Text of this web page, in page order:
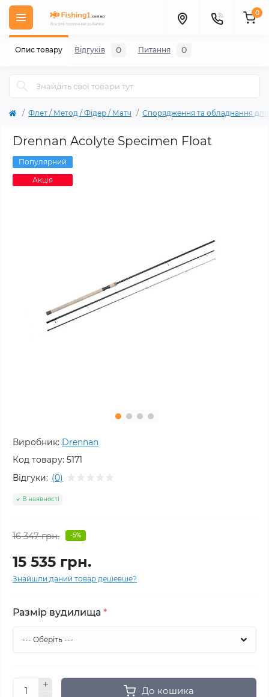
0
Флет / Метод / Фiдер / Матч Спорядження та обладнання
Drennan Acolyte Specimen Float
Популярний
Акція
Виробник: Drennan
Код товару: 5171
Відгуки: (0)
В наявності
16 347 грн. -5%
15 535 грн.
Знайшли даний товар дешевше?
Размiр вудилища *
До кошика
Опис товару Відгуків 0 Питання 0